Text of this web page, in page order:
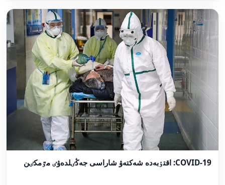
COVID-19: اقتٶبەدە شەكتەۋ شاراسى جەڭٸلدەۋٸ مٷمكٸن